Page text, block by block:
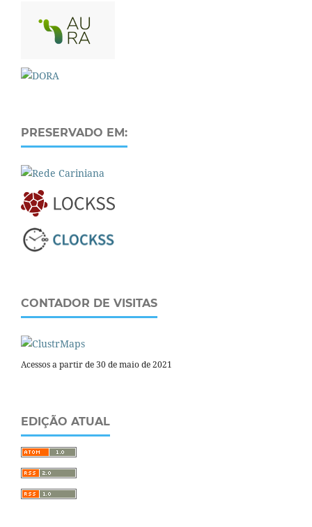
PRESERVADO EM:
CONTADOR DE VISITAS
Acessos a partir de 30 de maio de 2021
EDIÇÃO ATUAL